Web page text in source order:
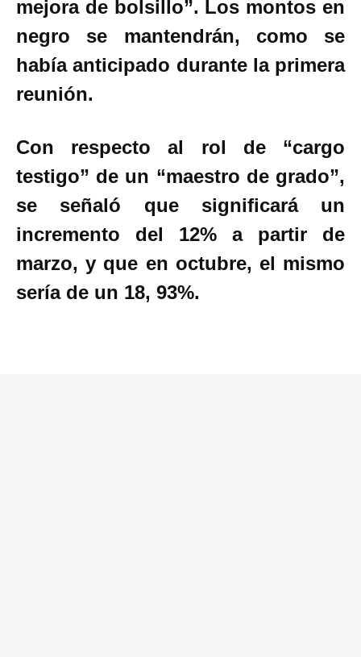
mejora de bolsillo”. Los montos en
negro se mantendrán, como se
había anticipado durante la primera
reunión.
Con respecto al rol de “cargo
testigo” de un “maestro de grado”,
se señaló que significará un
incremento del 12% a partir de
marzo, y que en octubre, el mismo
sería de un 18, 93%.